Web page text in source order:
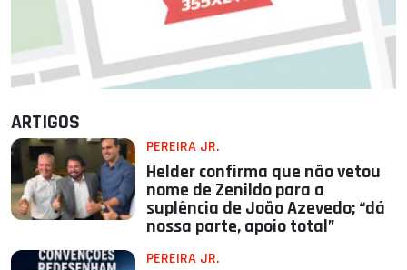
ARTIGOS
PEREIRA JR.
Helder confirma que não vetou
nome de Zenildo para a
suplência de João Azevedo; “dá
nossa parte, apoio total”
PEREIRA JR.